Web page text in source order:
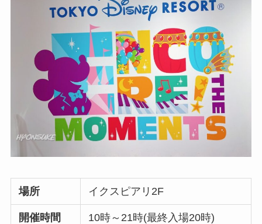
場所 イクスピアリ2F
開催時間 10時～21時(最終入場20時)